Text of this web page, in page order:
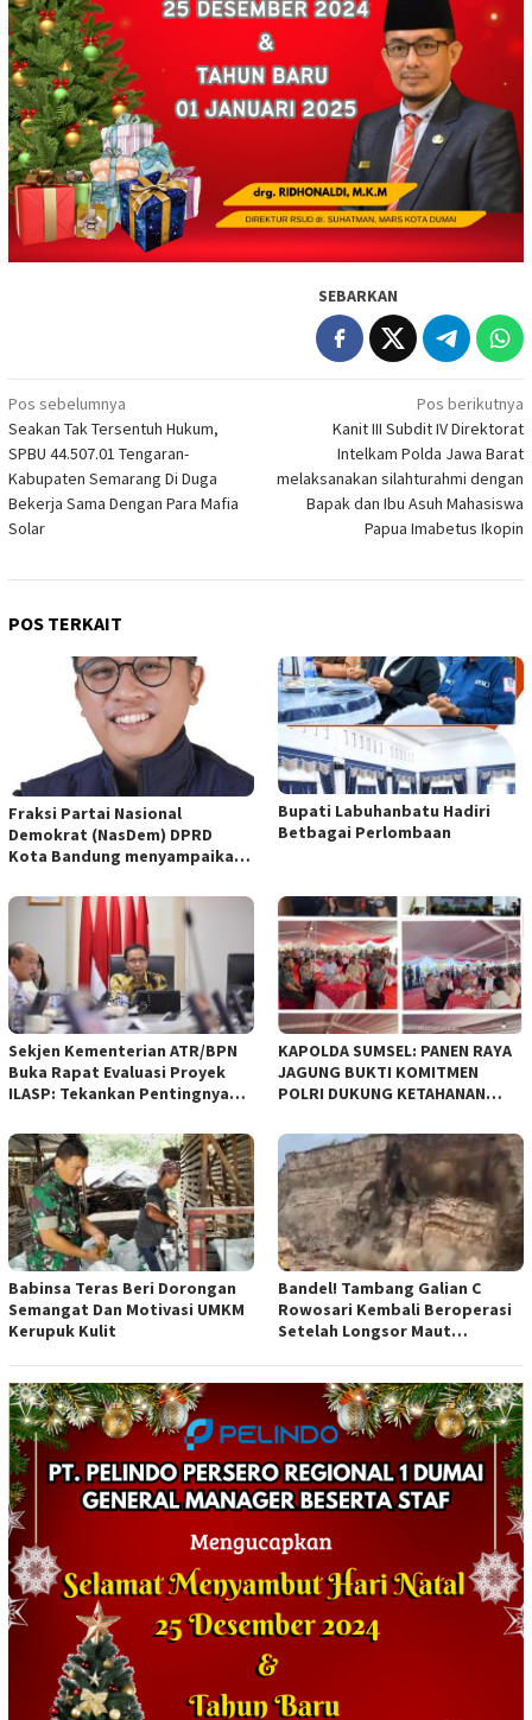
SEBARKAN
Navigasi
pos
Pos sebelumnya
Seakan Tak Tersentuh Hukum,
SPBU 44.507.01 Tengaran-
Kabupaten Semarang Di Duga
Bekerja Sama Dengan Para Mafia
Solar
Pos berikutnya
Kanit III Subdit IV Direktorat
Intelkam Polda Jawa Barat
melaksanakan silahturahmi dengan
Bapak dan Ibu Asuh Mahasiswa
Papua Imabetus Ikopin
POS TERKAIT
Fraksi Partai Nasional
Demokrat (NasDem) DPRD
Kota Bandung menyampaikan
empat Rancangan Peraturan
Daerah (Raperda) yang
diajukan Pemerintah Kota
Bandung
Bupati Labuhanbatu Hadiri
Betbagai Perlombaan
Sekjen Kementerian ATR/BPN
Buka Rapat Evaluasi Proyek
ILASP: Tekankan Pentingnya
Anggaran
KAPOLDA SUMSEL: PANEN RAYA
JAGUNG BUKTI KOMITMEN
POLRI DUKUNG KETAHANAN
Babinsa Teras Beri Dorongan
Semangat Dan Motivasi UMKM
Kerupuk Kulit
Bandel! Tambang Galian C
Rowosari Kembali Beroperasi
Setelah Longsor Maut